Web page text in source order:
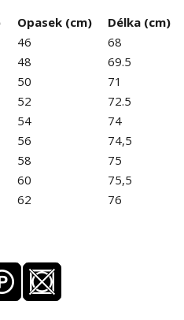
Opasek (cm) Délka (cm)
46 68
48 69.5
50 71
52 72.5
54 74
56 74,5
58 75
60 75,5
62 76